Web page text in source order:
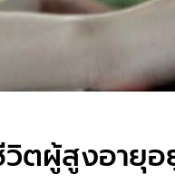
ผู้สูงอายุอ